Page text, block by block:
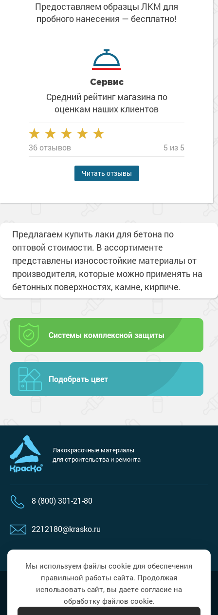
Предоставляем образцы ЛКМ для
пробного нанесения — бесплатно!
Сервис
Средний рейтинг магазина по
оценкам наших клиентов
36 отзывов 5 из 5
Читать отзывы
Предлагаем купить лаки для бетона по
оптовой стоимости. В ассортименте
представлены износостойкие материалы от
производителя, которые можно применять на
бетонных поверхностях, камне, кирпиче.
Системы комплексной защиты
Подобрать цвет
Лакокрасочные материалы
для строительства и ремонта
8 (800) 301-21-80
2212180@krasko.ru
Политика в области обработки
персональных данных
Мы используем файлы cookie для обеспечения
правильной работы сайта. Продолжая
использовать сайт, вы даете согласие на
обработку файлов cookie.